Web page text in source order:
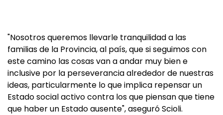
"Nosotros queremos llevarle tranquilidad a las
familias de la Provincia, al país, que si seguimos con
este camino las cosas van a andar muy bien e
inclusive por la perseverancia alrededor de nuestras
ideas, particularmente lo que implica repensar un
Estado social activo contra los que piensan que tiene
que haber un Estado ausente", aseguró Scioli.